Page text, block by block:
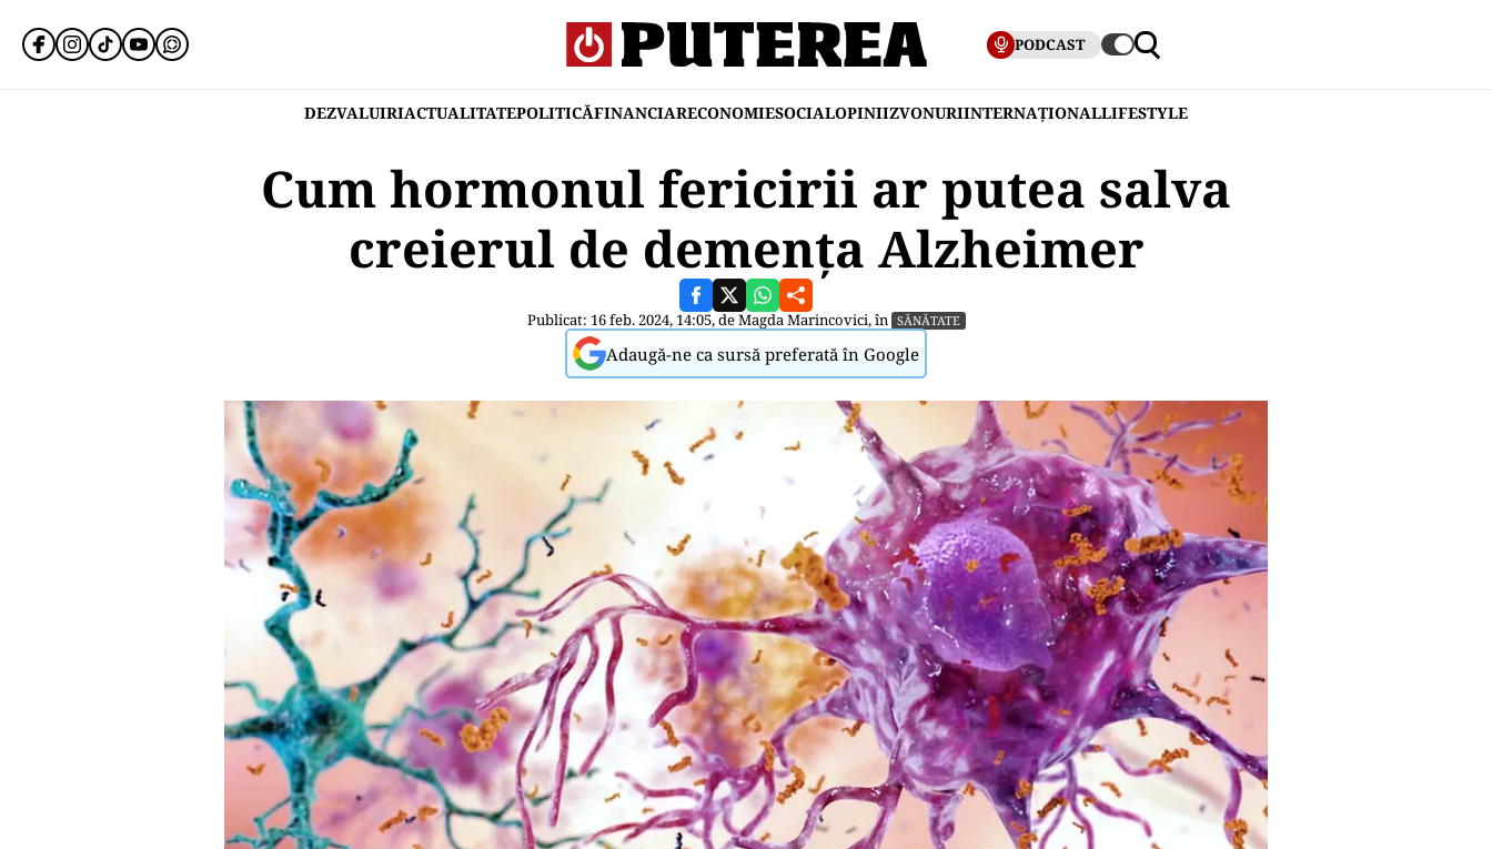
PODCAST
DEZVALUIRIACTUALITATEPOLITICĂFINANCIARECONOMIESOCIALOPINIIZVONURIINTERNAȚIONALLIFESTYLE
Cum hormonul fericirii ar putea salva
creierul de demența Alzheimer
Publicat: 16 feb. 2024, 14:05, deMagda Marincovici, în SĂNĂTATE
Adaugă-ne ca sursă preferată în Google